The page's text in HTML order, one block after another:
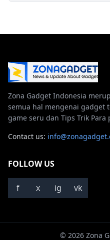
Zona Gadget Indonesia
semua hal mengenai gadget
game seru dan Tips Trik Para
Contact us:
FOLLOW US
f x ig vk
© 2026 Zona